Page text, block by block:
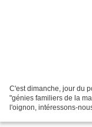
C'est dimanche, jour du
"génies familiers de la
l'oignon, intéressons-